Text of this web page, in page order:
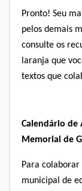
Pronto! Seu
pelos demais
consulte os
laranja que
textos que
Calendário de
Memorial de
Para
municipal de